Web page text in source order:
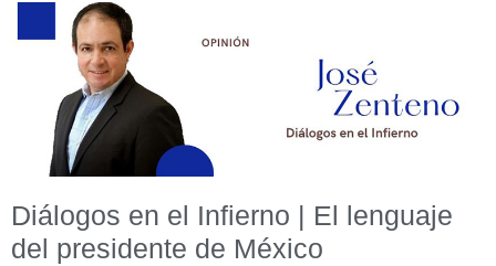
Diálogos en el Infierno | El lenguaje
del presidente de México